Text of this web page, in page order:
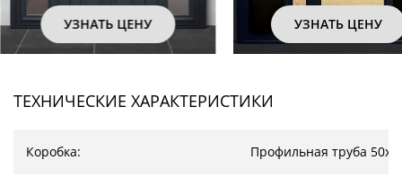
УЗНАТЬ ЦЕНУ УЗНАТЬ ЦЕНУ
ТЕХНИЧЕСКИЕ ХАРАКТЕРИСТИКИ
Коробка: Профильная труба